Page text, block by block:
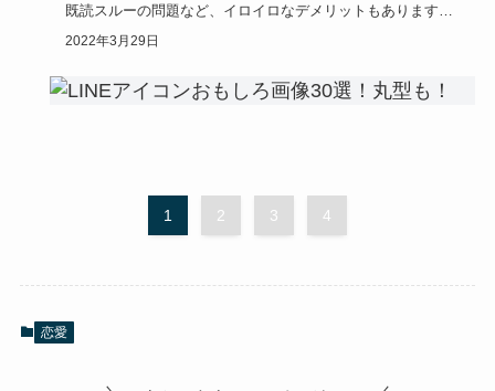
既読スルーの問題など、イロイロなデメリットもあります
ね。最近では…
2022年3月29日
1 2 3 4
恋愛